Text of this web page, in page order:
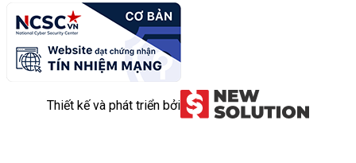
Thiết kế và phát triển bởi